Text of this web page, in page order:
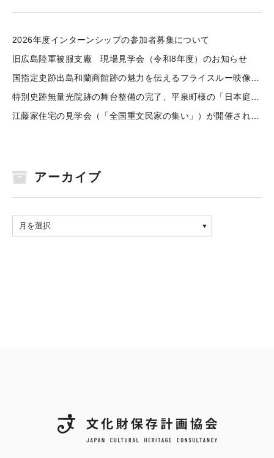
2026年度インターンシップの参加者募集について
旧広島陸軍被服支廠 現場見学会（令和8年度）のお知らせ
アーカイブ